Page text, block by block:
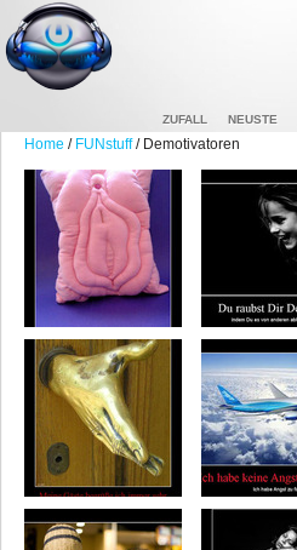
ZUFALL NEUSTE
Home / FUNstuff/ Demotivatoren